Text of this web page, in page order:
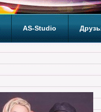
AS-Studio